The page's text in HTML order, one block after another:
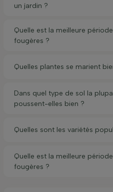
un jardin ?
Quelle est la meilleure
fougères ?
Quelles plantes se marient
Dans quel type de sol la
poussent-elles bien ?
Quelles sont les variétés
Quelle est la meilleure
fougères ?